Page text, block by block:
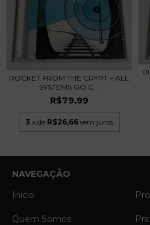
ROCKET FROM THE CRYPT – ALL
SYSTEMS GO C...
R$79,99
3 x de R$26,66 sem juros
NAVEGAÇÃO
Início
Quem Somos